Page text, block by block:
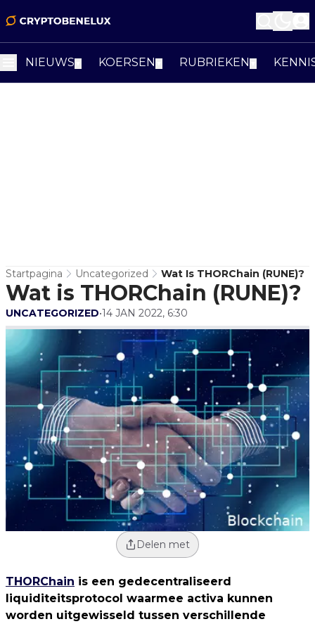
NIEUWS KOERSEN RUBRIEKEN
Startpagina Uncategorized Wat Is THORChain (RUNE)?
Wat is THORChain (RUNE)?
UNCATEGORIZED•14 JAN 2022, 6:30
Delen met
THORChain is een gedecentraliseerd
liquiditeitsprotocol waarmee activa kunnen
worden uitgewisseld tussen verschillende